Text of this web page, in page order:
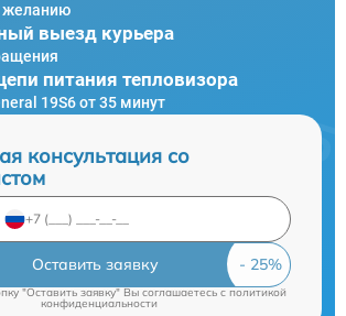
желанию
выезд курьера
питания тепловизора
19S6 от 35 минут
консультация со
Оставить заявку
"Оставить заявку" Вы соглашаетесь cполитикой
конфиденциальности